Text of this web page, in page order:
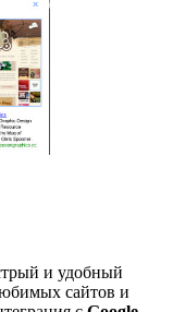
и удобный
сайтов и